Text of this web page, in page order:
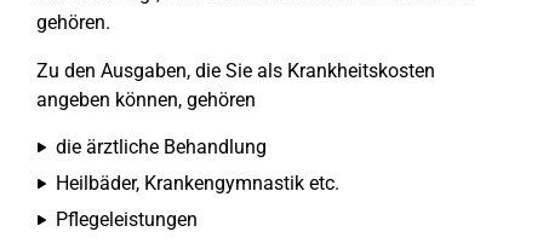
gehören.
Zu den Ausgaben, die Sie als Krankheitskosten
angeben können, gehören
die ärztliche Behandlung
Heilbäder, Krankengymnastik etc.
Pflegeleistungen